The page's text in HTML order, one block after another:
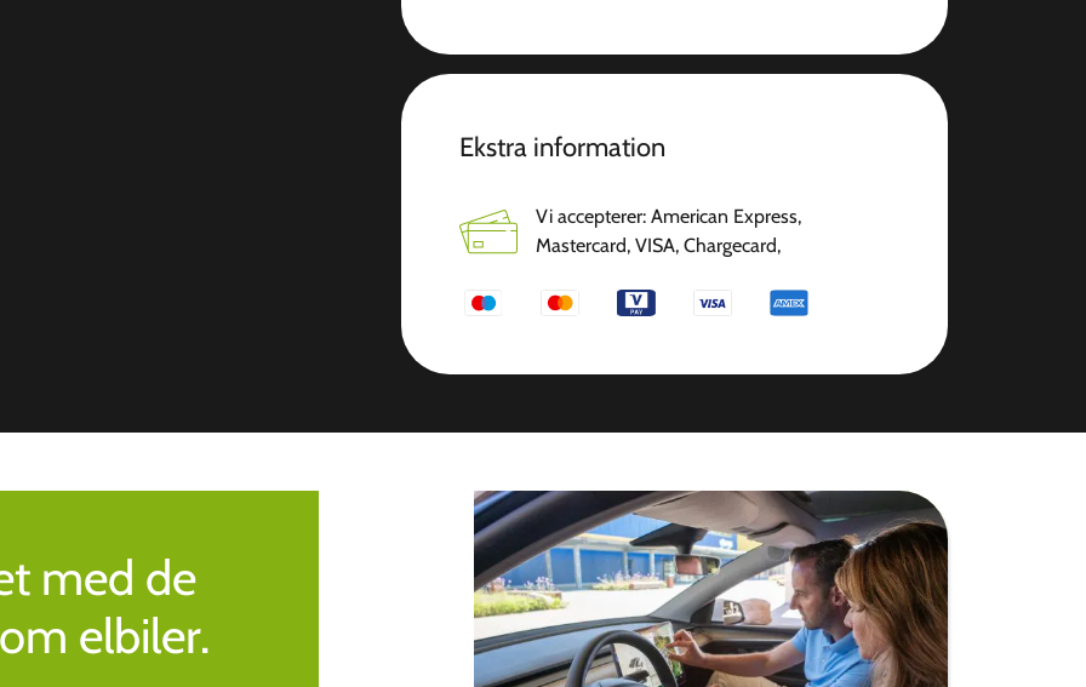
Ekstra information
Vi accepterer: American Express,
Mastercard, VISA, Chargecard,
med de
elbiler.